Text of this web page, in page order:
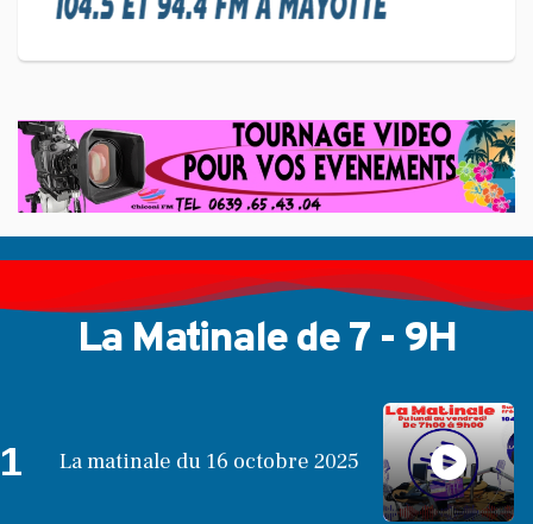
Langue KIBOSI
La Matinale de 7 - 9H
1 La matinale du 16 octobre 2025